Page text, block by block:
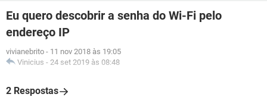
Eu quero descobrir a senha do Wi-Fi pelo
endereço IP
vivianebrito - 11 nov 2018 às 19:05
Vinicius - 24 set 2019 às 08:48
2 Respostas